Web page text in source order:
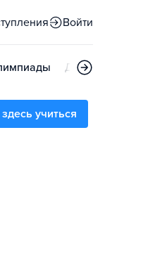
Войти
Дни открытых
учиться